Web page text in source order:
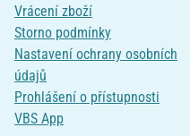
Vrácení zboží
Storno podmínky
Nastavení ochrany osobních
údajů
Prohlášení o přístupnosti
VBS App